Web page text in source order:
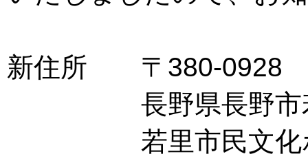
新住所 〒380-
長野県長野市若里
若里市民文化ホー